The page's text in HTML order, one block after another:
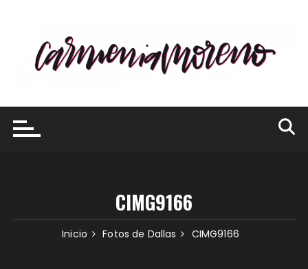
contenido
CIMG9166
Inicio Fotos de Dallas CIMG9166